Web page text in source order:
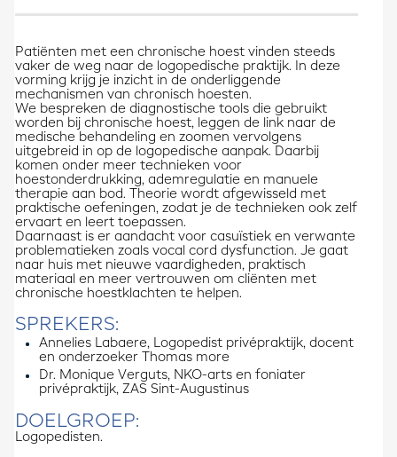
Patiënten met een chronische hoest vinden steeds
vaker de weg naar de logopedische praktijk. In deze
vorming krijg je inzicht in de onderliggende
mechanismen van chronisch hoesten.
We bespreken de diagnostische tools die gebruikt
worden bij chronische hoest, leggen de link naar de
medische behandeling en zoomen vervolgens
uitgebreid in op de logopedische aanpak. Daarbij
komen onder meer technieken voor
hoestonderdrukking, ademregulatie en manuele
therapie aan bod. Theorie wordt afgewisseld met
praktische oefeningen, zodat je de technieken ook zelf
ervaart en leert toepassen.
Daarnaast is er aandacht voor casuïstiek en verwante
problematieken zoals vocal cord dysfunction. Je gaat
naar huis met nieuwe vaardigheden, praktisch
materiaal en meer vertrouwen om cliënten met
chronische hoestklachten te helpen.
SPREKERS:
Annelies Labaere​, Logopedist privépraktijk, docent
en onderzoeker Thomas more
Dr. Monique Verguts​, NKO-arts en foniater
privépraktijk, ZAS Sint-Augustinus
DOELGROEP:
Logopedisten.